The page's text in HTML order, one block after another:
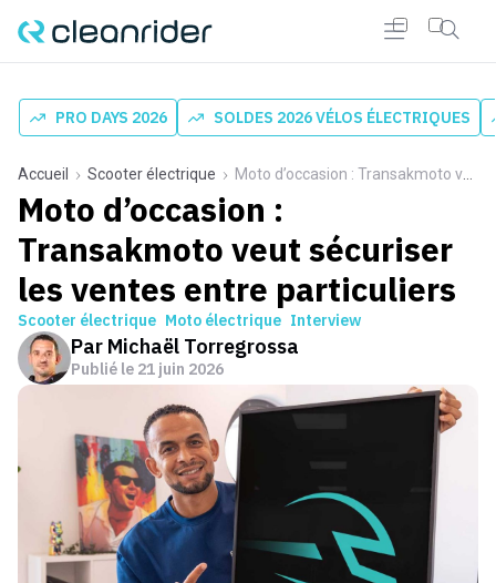
PRO DAYS 2026 SOLDES 2026 VÉLOS ÉLECTRIQUES
Accueil Scooter électrique Moto d’occasion : Transakmoto veut sécuriser les ventes entre particuliers
Moto d’occasion :
Transakmoto veut sécuriser
les ventes entre particuliers
Scooter électrique Moto électrique Interview
Par Michaël Torregrossa
Publié le 21 juin 2026